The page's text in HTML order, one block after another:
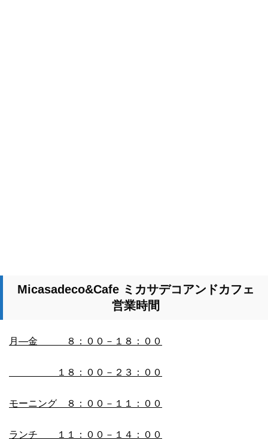
Micasadeco&Cafeミカサデコアンドカフェ
営業時間
月―金 ８：００－１８：００
１８：００－２３：００
モーニング ８：００－１１：００
ランチ １１：００－１４：００